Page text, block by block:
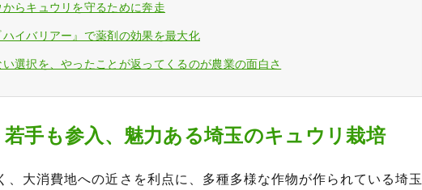
らキュウリを守るために奔走
イバリアー』で薬剤の効果を最大化
選択を、やったことが返ってくるのが農業の面白さ
手も参入、魅力ある埼玉のキュウリ栽培
、大消費地への近さを利点に、多種多様な作物が作られている埼玉